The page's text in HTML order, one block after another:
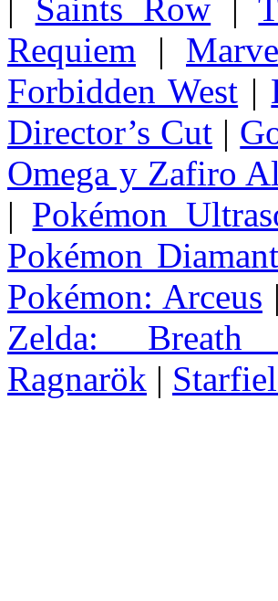
| Saints Row |
Requiem |
Forbidden West |
Director’s Cut |
Omega y Zafiro
| Pokémon
Pokémon
Pokémon: Arceus |
Zelda:
Ragnarök |